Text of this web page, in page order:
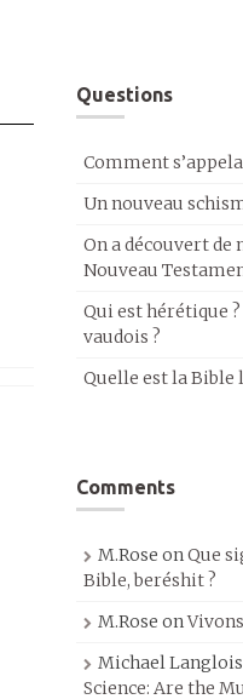
Questions
Comment
Un nouveau
On a découvert de
Nouveau
Qui est hérétique
vaudois ?
Quelle est la Bible
Comments
M.Rose onQue
Bible, beréshit ?
M.Rose on
Michael Langlois
Science: Are the